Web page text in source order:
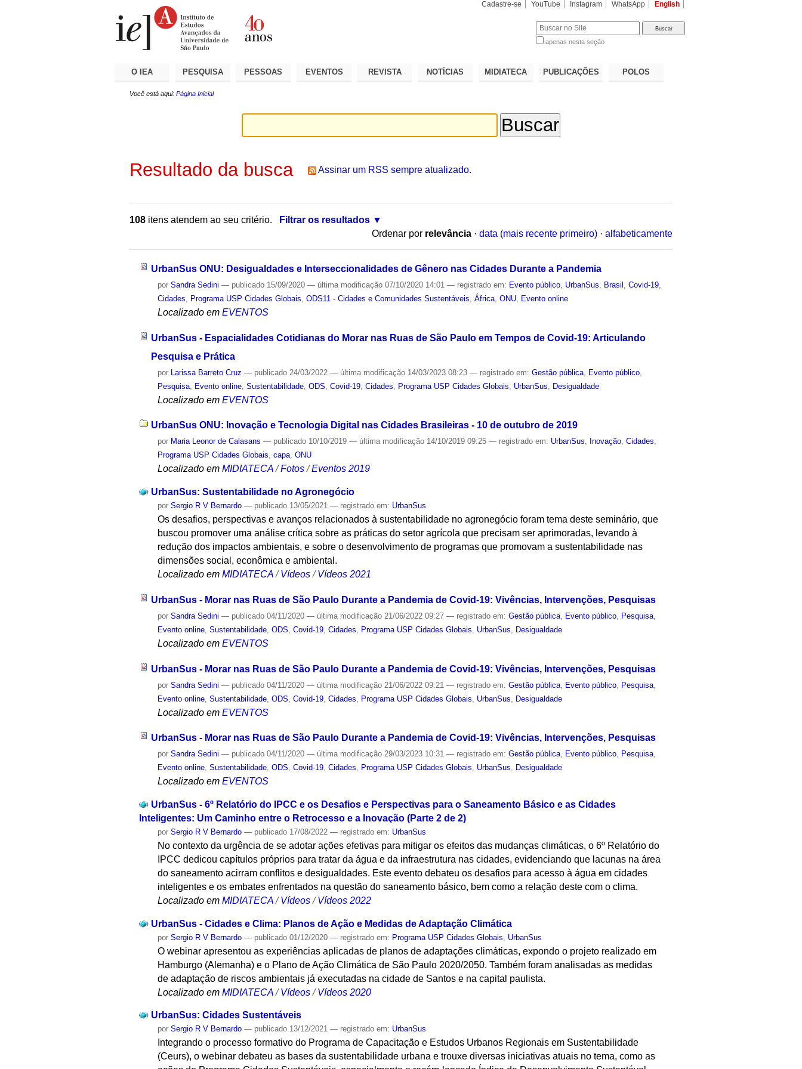
Cadastre-se YouTube Instagram WhatsApp English
apenas nesta seção
O IEA PESQUISA PESSOAS EVENTOS REVISTA NOTÍCIAS MIDIATECA PUBLICAÇÕES POLOS
Você está aqui: Página Inicial
Resultado da busca Assinar um RSS sempre atualizado.
108 itens atendem ao seu critério.
Filtrar os resultados
Ordenar por relevância · data (mais recente primeiro) · alfabeticamente
UrbanSus ONU: Desigualdades e Interseccionalidades de Gênero nas Cidades Durante a Pandemia
porSandra Sedini — publicado 15/09/2020— última modificação 07/10/2020 14:01— registrado em: Evento público UrbanSus Brasil ,Covid-19
Cidades
Programa USP Cidades Globais ,ODS11 - Cidades e Comunidades Sustentáveis ,África ,ONU Evento online
Localizado em EVENTOS
UrbanSus - Espacialidades Cotidianas do Morar nas Ruas de São Paulo em Tempos de Covid-19: Articulando
Pesquisa e Prática
por Larissa Barreto Cruz — publicado 24/03/2022— última modificação 14/03/2023 08:23— registrado em:Gestão pública Evento público
Pesquisa Evento online ,Sustentabilidade ,ODS ,Covid-19 ,Cidades Programa USP Cidades Globais UrbanSus Desigualdade
Localizado em EVENTOS
UrbanSus ONU: Inovação e Tecnologia Digital nas Cidades Brasileiras - 10 de outubro de 2019
por Maria Leonor de Calasans — publicado 10/10/2019— última modificação 14/10/2019 09:25— registrado em: UrbanSus, Inovação,Cidades,
Programa USP Cidades Globais,capa,ONU
Localizado em MIDIATECA /Fotos /Eventos 2019
UrbanSus: Sustentabilidade no Agronegócio
porSergio R V Bernardo — publicado 13/05/2021— registrado em: UrbanSus
Os desafios, perspectivas e avanços relacionados à sustentabilidade no agronegócio foram tema deste seminário, que
buscou promover uma análise crítica sobre as práticas do setor agrícola que precisam ser aprimoradas, levando à
redução dos impactos ambientais, e sobre o desenvolvimento de programas que promovam a sustentabilidade nas
dimensões social, econômica e ambiental.
Localizado em MIDIATECA /Vídeos /Vídeos 2021
UrbanSus - Morar nas Ruas de São Paulo Durante a Pandemia de Covid-19: Vivências, Intervenções, Pesquisas
porSandra Sedini — publicado 04/11/2020— última modificação 21/06/2022 09:27— registrado em:Gestão pública Evento público Pesquisa
Evento online ,Sustentabilidade ,ODS ,Covid-19 ,Cidades Programa USP Cidades Globais UrbanSus Desigualdade
Localizado em EVENTOS
UrbanSus - Morar nas Ruas de São Paulo Durante a Pandemia de Covid-19: Vivências, Intervenções, Pesquisas
porSandra Sedini — publicado 04/11/2020— última modificação 21/06/2022 09:21— registrado em:Gestão pública Evento público Pesquisa
Evento online ,Sustentabilidade ,ODS ,Covid-19 ,Cidades Programa USP Cidades Globais UrbanSus Desigualdade
Localizado em EVENTOS
UrbanSus - Morar nas Ruas de São Paulo Durante a Pandemia de Covid-19: Vivências, Intervenções, Pesquisas
porSandra Sedini — publicado 04/11/2020— última modificação 29/03/2023 10:31— registrado em:Gestão pública, Evento público, Pesquisa,
Evento online,Sustentabilidade,ODS,Covid-19,Cidades, Programa USP Cidades Globais, UrbanSus, Desigualdade
Localizado em EVENTOS
UrbanSus - 6º Relatório do IPCC e os Desafios e Perspectivas para o Saneamento Básico e as Cidades
Inteligentes: Um Caminho entre o Retrocesso e a Inovação (Parte 2 de 2)
porSergio R V Bernardo — publicado 17/08/2022— registrado em: UrbanSus
No contexto da urgência de se adotar ações efetivas para mitigar os efeitos das mudanças climáticas, o 6º Relatório do
IPCC dedicou capítulos próprios para tratar da água e da infraestrutura nas cidades, evidenciando que lacunas na área
do saneamento acirram conflitos e desigualdades. Este evento debateu os desafios para acesso à água em cidades
inteligentes e os embates enfrentados na questão do saneamento básico, bem como a relação deste com o clima.
Localizado em MIDIATECA /Vídeos /Vídeos 2022
UrbanSus - Cidades e Clima: Planos de Ação e Medidas de Adaptação Climática
porSergio R V Bernardo — publicado 01/12/2020— registrado em: Programa USP Cidades Globais UrbanSus
O webinar apresentou as experiências aplicadas de planos de adaptações climáticas, expondo o projeto realizado em
Hamburgo (Alemanha) e o Plano de Ação Climática de São Paulo 2020/2050. Também foram analisadas as medidas
de adaptação de riscos ambientais já executadas na cidade de Santos e na capital paulista.
Localizado em MIDIATECA /Vídeos /Vídeos 2020
UrbanSus: Cidades Sustentáveis
porSergio R V Bernardo — publicado 13/12/2021— registrado em: UrbanSus
Integrando o processo formativo do Programa de Capacitação e Estudos Urbanos Regionais em Sustentabilidade
(Ceurs), o webinar debateu as bases da sustentabilidade urbana e trouxe diversas iniciativas atuais no tema, como as